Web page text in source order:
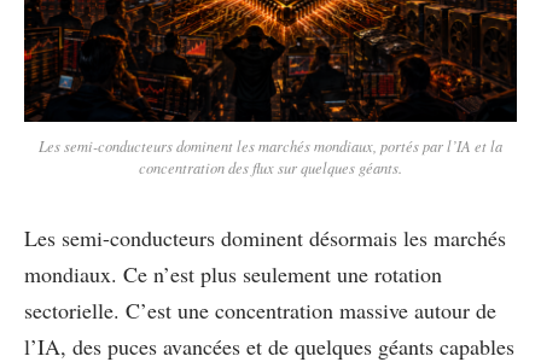
Les semi-conducteurs dominent les marchés mondiaux, portés par l’IA et la
concentration des flux sur quelques géants.
Les semi-conducteurs dominent désormais les marchés
mondiaux. Ce n’est plus seulement une rotation
sectorielle. C’est une concentration massive autour de
l’IA, des puces avancées et de quelques géants capables